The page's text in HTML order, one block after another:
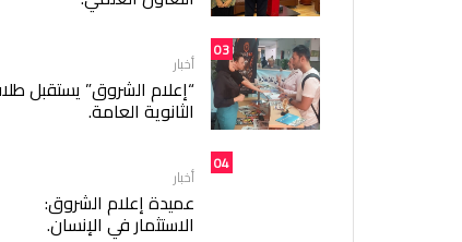
03
أخبار
“إعلام الشروق” يستقبل
الثانوية العامة.
04
أخبار
عميدة إعلام الشروق:
الاستثمار في الإنسان.